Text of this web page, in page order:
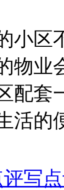
小区
物业
配套
活的
写